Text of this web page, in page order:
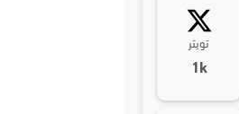
تويتر
1k